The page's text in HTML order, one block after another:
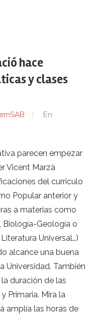
hace
y clases
En
parecen empezar
Vicent Marzà
del currículo
Popular anterior y
a materias como
Biología-Geología o
Universal…)
alcance una buena
Universidad. También
duración de las
Primaria. Mira la
amplía las horas de